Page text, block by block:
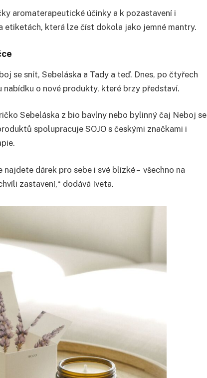
aromaterapeutické účinky a k pozastavení i
etiketách, která lze číst dokola jako jemné mantry.
se snít, Sebeláska a Tady a teď. Dnes, po čtyřech
nabídku o nové produkty, které brzy představí.
Sebeláska z bio bavlny nebo bylinný čaj Neboj se
spolupracuje SOJO s českými značkami i
dárek pro sebe i své blízké – všechno na
zastavení,“ dodává Iveta.